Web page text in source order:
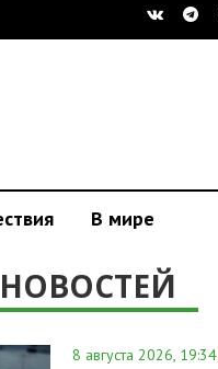
В мире
8 августа 2026, 19:34